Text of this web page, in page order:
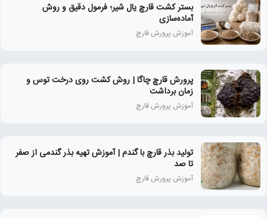
بستر کشت قارچ یال شیر؛ فرمول دقیق و روش
آماده‌سازی
آموزش پرورش قارچ
پرورش قارچ چاگا | روش کشت روی درخت توس و
زمان برداشت
آموزش پرورش قارچ
تولید بذر قارچ با گندم | آموزش تهیه بذر گندمی از صفر
تا صد
آموزش پرورش قارچ